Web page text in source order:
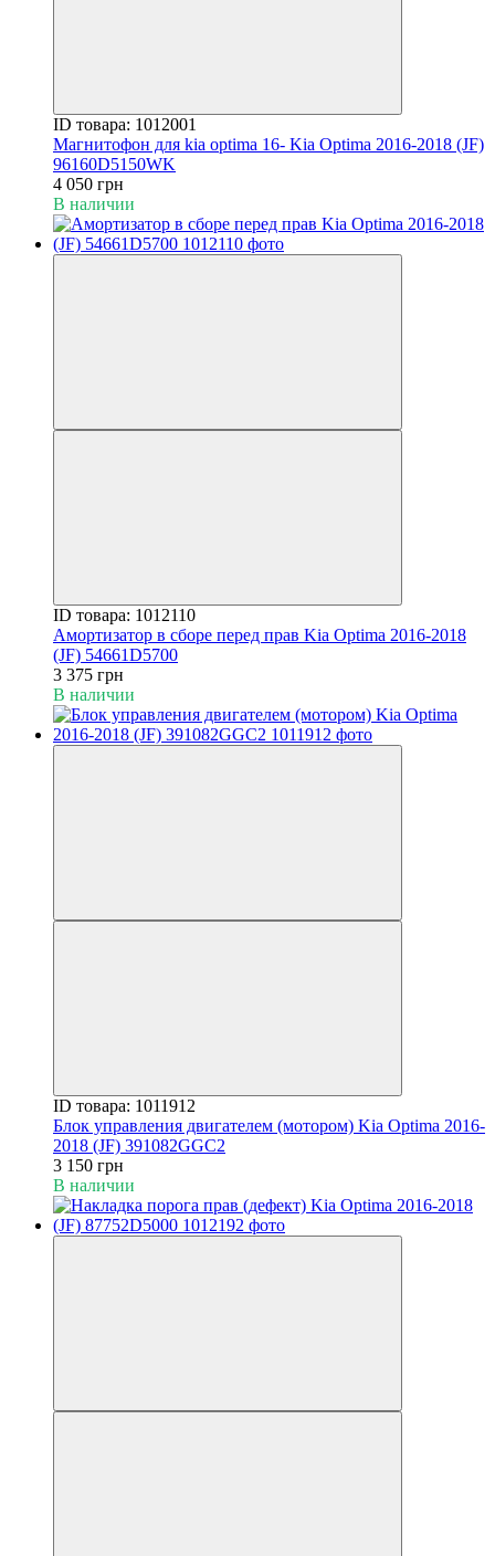
ID товара: 1012001
Магнитофон для kia optima 16- Kia Optima 2016-2018 (JF)
96160D5150WK
4 050 грн
В наличии
ID товара: 1012110
Амортизатор в сборе перед прав Kia Optima 2016-2018
(JF) 54661D5700
3 375 грн
В наличии
ID товара: 1011912
Блок управления двигателем (мотором) Kia Optima 2016-
2018 (JF) 391082GGC2
3 150 грн
В наличии